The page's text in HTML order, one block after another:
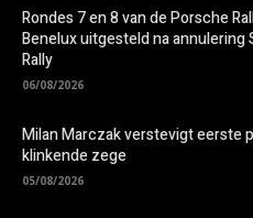
Rondes 7 en 8 van de Porsche
Benelux uitgesteld na annulering
Rally
06/08/2026
Milan Marczak verstevigt eerste
klinkende zege
05/08/2026